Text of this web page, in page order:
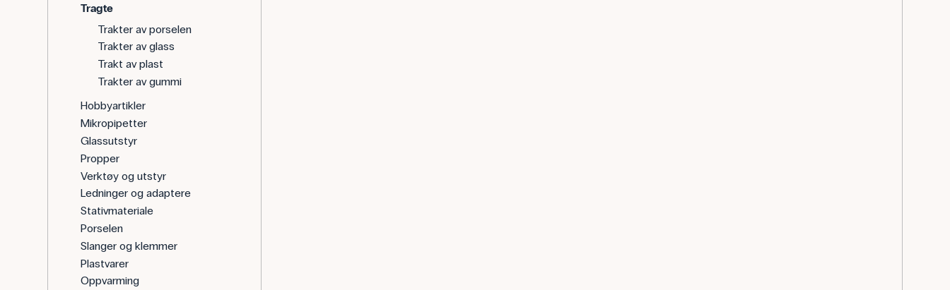
Tragte
Trakter av porselen
Trakter av glass
Trakt av plast
Trakter av gummi
Hobbyartikler
Mikropipetter
Glassutstyr
Propper
Verktøy og utstyr
Ledninger og adaptere
Stativmateriale
Porselen
Slanger og klemmer
Plastvarer
Oppvarming